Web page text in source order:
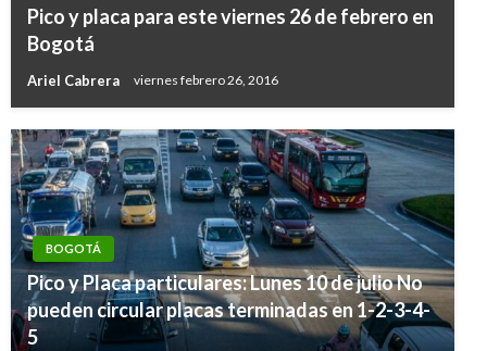
Pico y placa para este viernes 26 de febrero en
Bogotá
Ariel Cabrera viernes febrero 26, 2016
BOGOTÁ
Pico y Placa particulares: Lunes 10 de julio No
pueden circular placas terminadas en 1-2-3-4-
5